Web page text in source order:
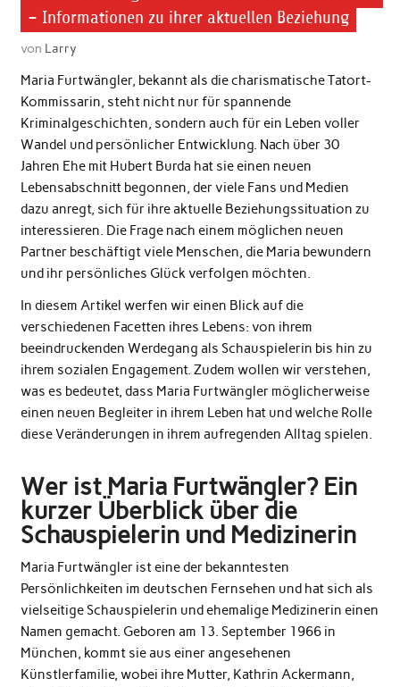
– Informationen zu ihrer aktuellen Beziehung
von Larry
Maria Furtwängler, bekannt als die charismatische Tatort-
Kommissarin, steht nicht nur für spannende
Kriminalgeschichten, sondern auch für ein Leben voller
Wandel und persönlicher Entwicklung. Nach über 30
Jahren Ehe mit Hubert Burda hat sie einen neuen
Lebensabschnitt begonnen, der viele Fans und Medien
dazu anregt, sich für ihre aktuelle Beziehungssituation zu
interessieren. Die Frage nach einem möglichen neuen
Partner beschäftigt viele Menschen, die Maria bewundern
und ihr persönliches Glück verfolgen möchten.
In diesem Artikel werfen wir einen Blick auf die
verschiedenen Facetten ihres Lebens: von ihrem
beeindruckenden Werdegang als Schauspielerin bis hin zu
ihrem sozialen Engagement. Zudem wollen wir verstehen,
was es bedeutet, dass Maria Furtwängler möglicherweise
einen neuen Begleiter in ihrem Leben hat und welche Rolle
diese Veränderungen in ihrem aufregenden Alltag spielen.
Wer ist Maria Furtwängler? Ein
kurzer Überblick über die
Schauspielerin und Medizinerin
Maria Furtwängler ist eine der bekanntesten
Persönlichkeiten im deutschen Fernsehen und hat sich als
vielseitige Schauspielerin und ehemalige Medizinerin einen
Namen gemacht. Geboren am 13. September 1966 in
München, kommt sie aus einer angesehenen
Künstlerfamilie, wobei ihre Mutter, Kathrin Ackermann,